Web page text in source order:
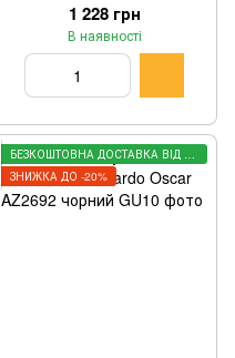
1 228 грн
В наявності
БЕЗКОШТОВНА ДОСТАВКА ВІД 3000 ГРН
ЗНИЖКА ДО -20%